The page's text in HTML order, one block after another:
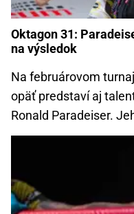
Oktagon 31:
na výsledok
Na februárovom
opäť predstaví aj
Ronald Paradeiser.